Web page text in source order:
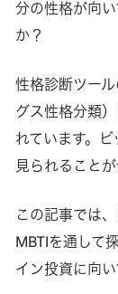
分の性格が向
か？
性格診断ツー
グス性格分類
れています。
見られること
この記事では
MBTIを通して
イン投資に向